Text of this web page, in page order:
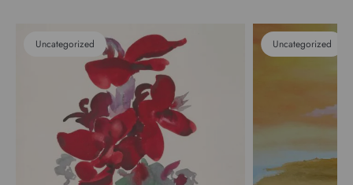
Uncategorized Uncategorized